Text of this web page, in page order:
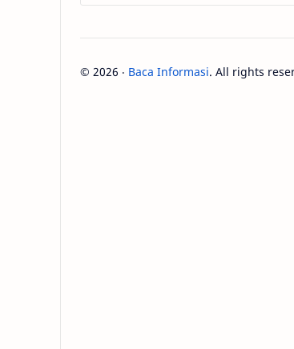
© 2026 ‧ Baca Informasi. All rights